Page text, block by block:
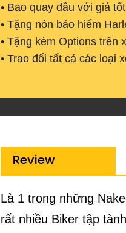
• Bao quay đầu với giá
• Tặng nón bảo hiểm
• Tặng kèm Options trên
• Trao đổi tất cả các loại
Review
Là 1 trong những
rất nhiều Biker tập